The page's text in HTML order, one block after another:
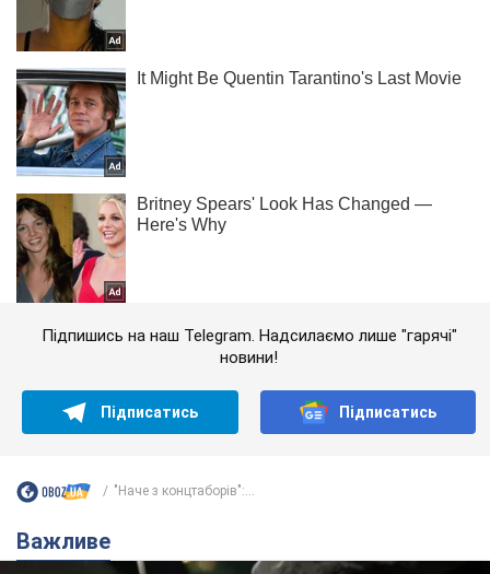
Підпишись на наш Telegram. Надсилаємо лише "гарячі"
новини!
Підписатись Підписатись
"Наче з концтаборів":...
Важливе